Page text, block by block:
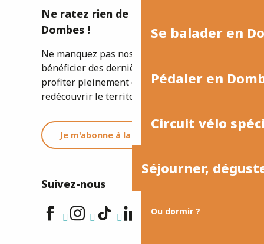
Se balader en
Pédaler en
Circuit vélo
Séjourner,
Ou dormir ?
Ne ratez rien de l'actualité de la
Dombes !
Ne manquez pas nos newsletters pour
bénéficier des dernières informations et
profiter pleinement de votre séjour ou
redécouvrir le territoire.
Je m'abonne à la newsletter
Suivez-nous